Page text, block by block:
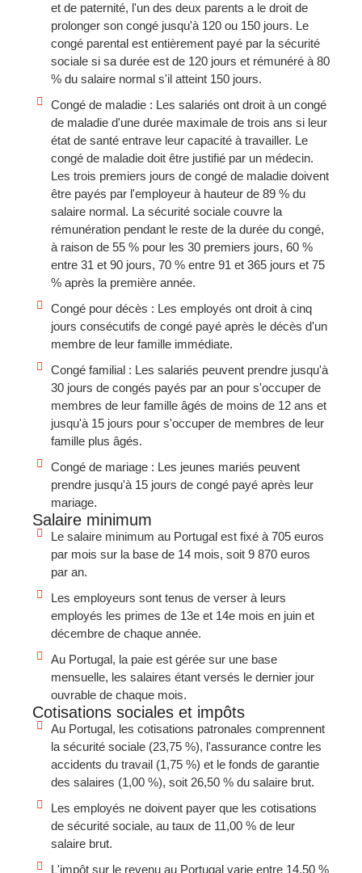
et de paternité, l'un des deux parents a le droit de
prolonger son congé jusqu'à 120 ou 150 jours. Le
congé parental est entièrement payé par la sécurité
sociale si sa durée est de 120 jours et rémunéré à 80
% du salaire normal s'il atteint 150 jours.
Congé de maladie : Les salariés ont droit à un congé
de maladie d'une durée maximale de trois ans si leur
état de santé entrave leur capacité à travailler. Le
congé de maladie doit être justifié par un médecin.
Les trois premiers jours de congé de maladie doivent
être payés par l'employeur à hauteur de 89 % du
salaire normal. La sécurité sociale couvre la
rémunération pendant le reste de la durée du congé,
à raison de 55 % pour les 30 premiers jours, 60 %
entre 31 et 90 jours, 70 % entre 91 et 365 jours et 75
% après la première année.
Congé pour décès : Les employés ont droit à cinq
jours consécutifs de congé payé après le décès d'un
membre de leur famille immédiate.
Congé familial : Les salariés peuvent prendre jusqu'à
30 jours de congés payés par an pour s'occuper de
membres de leur famille âgés de moins de 12 ans et
jusqu'à 15 jours pour s'occuper de membres de leur
famille plus âgés.
Congé de mariage : Les jeunes mariés peuvent
prendre jusqu'à 15 jours de congé payé après leur
mariage.
Salaire minimum
Le salaire minimum au Portugal est fixé à 705 euros
par mois sur la base de 14 mois, soit 9 870 euros
par an.
Les employeurs sont tenus de verser à leurs
employés les primes de 13e et 14e mois en juin et
décembre de chaque année.
Au Portugal, la paie est gérée sur une base
mensuelle, les salaires étant versés le dernier jour
ouvrable de chaque mois.
Cotisations sociales et impôts
Au Portugal, les cotisations patronales comprennent
la sécurité sociale (23,75 %), l'assurance contre les
accidents du travail (1,75 %) et le fonds de garantie
des salaires (1,00 %), soit 26,50 % du salaire brut.
Les employés ne doivent payer que les cotisations
de sécurité sociale, au taux de 11,00 % de leur
salaire brut.
L'impôt sur le revenu au Portugal varie entre 14,50 %